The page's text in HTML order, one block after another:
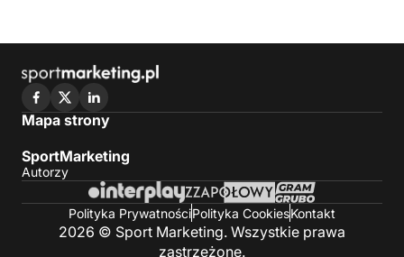
Mapa strony
SportMarketing
Autorzy
Polityka PrywatnościPolityka CookiesKontakt
2026 © Sport Marketing. Wszystkie prawa
zastrzeżone.